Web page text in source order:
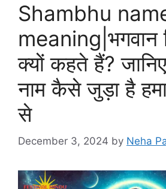
Shambhu
meaning|भगवान
क्यों कहते हैं?
नाम कैसे जुड़ा है
से
December 3, 2024 by Neha